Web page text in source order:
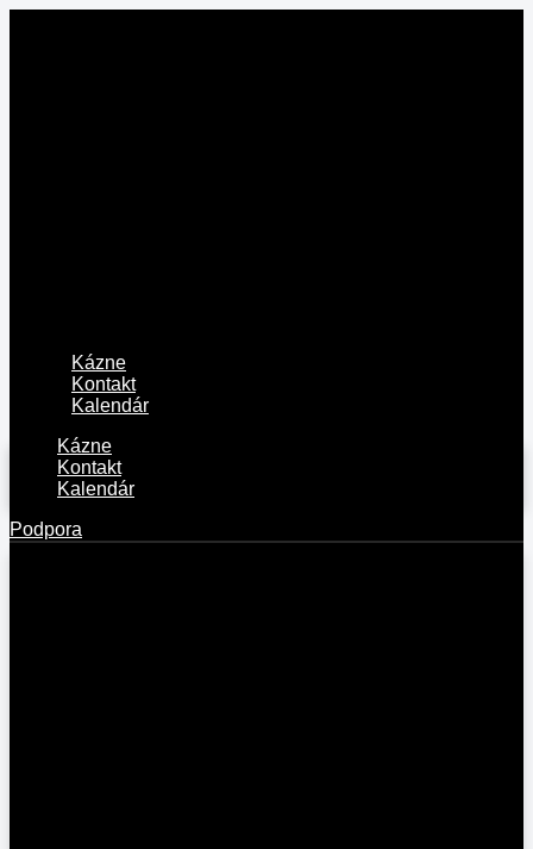
Kázne
Kontakt
Kalendár
Kázne
Kontakt
Kalendár
Podpora